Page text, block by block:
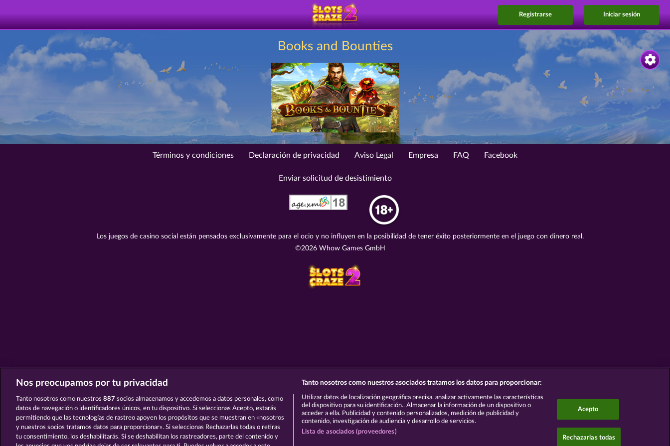
Registrarse Iniciar sesión
Books and Bounties
Términos y condiciones Declaración de privacidad Aviso Legal Empresa FAQ Facebook
Enviar solicitud de desistimiento
Los juegos de casino social están pensados exclusivamente para el ocio y no influyen en la posibilidad de tener éxito posteriormente en el juego con dinero real.
©2026 Whow Games GmbH
Nos preocupamos por tu privacidad
Tanto nosotros como nuestros 887 socios almacenamos y accedemos a datos personales, como
datos de navegación o identificadores únicos, en tu dispositivo. Si seleccionas Acepto, estarás
permitiendo que las tecnologías de rastreo apoyen los propósitos que se muestran en «nosotros
y nuestros socios tratamos datos para proporcionar». Si seleccionas Rechazarlas todas o retiras
tu consentimiento, los deshabilitarás. Si se deshabilitan los rastreadores, parte del contenido y
Tanto nosotros como nuestros asociados tratamos los datos para proporcionar:
Utilizar datos de localización geográfica precisa. analizar activamente las características
del dispositivo para su identificación.. Almacenar la información de un dispositivo o
acceder a ella. Publicidad y contenido personalizados, medición de publicidad y
contenido, investigación de audiencia y desarrollo de servicios.
Lista de asociados (proveedores)
Acepto
Rechazarlas todas